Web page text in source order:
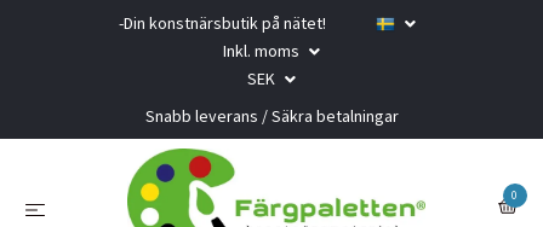
-Din konstnärsbutik på nätet!
Inkl. moms
SEK
Snabb leverans / Säkra betalningar
0